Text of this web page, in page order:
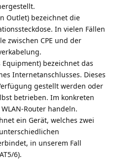
Outlet) bezeichnet die
In vielen Fällen
zwischen CPE und der
Equipment) bezeichnet das
Internetanschlusses. Dieses
gestellt werden oder
betrieben. Im konkreten
Router handeln.
ein Gerät, welches zwei
in unserem Fall
6).